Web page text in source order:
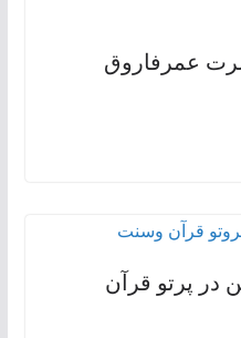
عمرفاروق
پرتو قرآن